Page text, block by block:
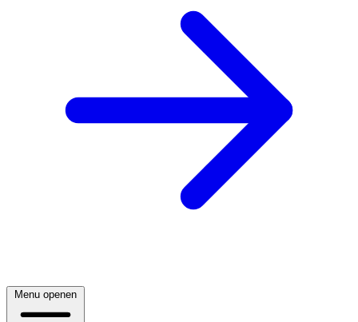
Menu openen